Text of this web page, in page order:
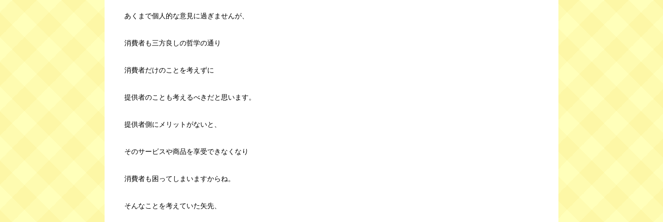
あくまで個人的な意見に過ぎませんが、
消費者も三方良しの哲学の通り
消費者だけのことを考えずに
提供者のことも考えるべきだと思います。
提供者側にメリットがないと、
そのサービスや商品を享受できなくなり
消費者も困ってしまいますからね。
そんなことを考えていた矢先、